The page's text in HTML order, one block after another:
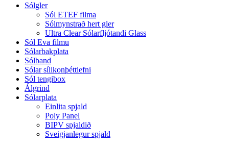
Sólgler
Sól ETEF filma
Sólmynstrað hert gler
Ultra Clear Sólarfljótandi Glass
Sól Eva filmu
Sólarbakplata
Sólband
Sólar sílikonþéttiefni
Sól tengibox
Álgrind
Sólarplata
Einlita spjald
Poly Panel
BIPV spjaldið
Sveigjanlegur spjald